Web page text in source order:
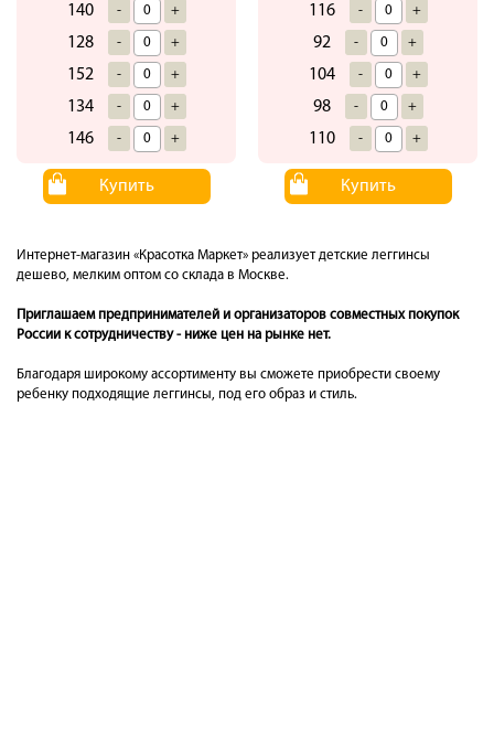
140 - +
128 - +
152 - +
134 - +
146 - +
Купить
116 - +
92 - +
104 - +
98 - +
110 - +
Купить
Интернет-магазин «Красотка Маркет» реализует детские леггинсы
дешево, мелким оптом со склада в Москве.
Приглашаем предпринимателей и организаторов совместных покупок
России к сотрудничеству - ниже цен на рынке нет.
Благодаря широкому ассортименту вы сможете приобрести своему
ребенку подходящие леггинсы, под его образ и стиль.